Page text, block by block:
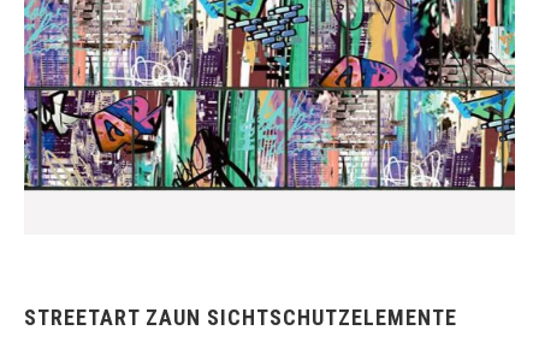
STREETART ZAUN SICHTSCHUTZELEMENTE
beginning